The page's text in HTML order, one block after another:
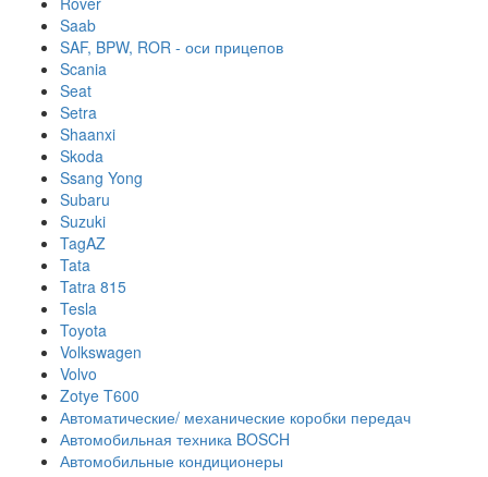
Saab
SAF, BPW, ROR - оси прицепов
Scania
Seat
Setra
Shaanxi
Skoda
Ssang Yong
Subaru
Suzuki
TagAZ
Tata
Tatra 815
Tesla
Toyota
Volkswagen
Volvo
Zotye T600
Автоматические/ механические коробки передач
Автомобильная техника BOSCH
Автомобильные кондиционеры